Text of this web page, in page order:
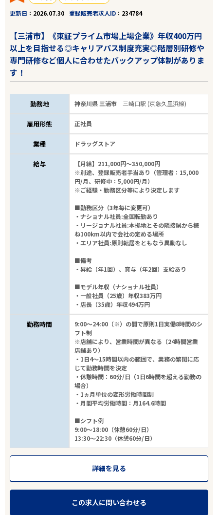
更新日
2026.07.30 登録販売者求人ID 234784
【三浦市】《東証プライム市場上場企業》年収400万円
以上を目指せる◎キャリアパス制度充実◎階層別研修や
専門研修など個人に合わせたバックアップ体制がありま
す！
勤務地 神奈川県 三浦市 三崎口駅 (京急久里浜線)
雇用形態 正社員
業種 ドラッグストア
給与
【月給】211,000円～350,000円
※別途、登録販売者手当あり（管理者：15,000
円/月、研修中：5,000円/月）
※ご経験・勤務区分等により決定します
■勤務区分（3年毎に変更可）
・ナショナル社員:全国転勤あり
・リージョナル社員:本拠地とその隣接県から概
ね100km以内で会社の定める場所
・エリア社員:原則転居をともなう異動なし
■備考
・昇給（年1回）、賞与（年2回）支給あり
■モデル年収（ナショナル社員）
・一般社員（25歳）年収383万円
・店長（35歳）年収494万円
勤務時間
9:00～24:00（※）の間で原則1日実働8時間のシ
フト制
※店舗により、営業時間が異なる（24時間営業
店舗あり）
・1日4～15時間以内の範囲で、業務の繁閑に応
じて勤務時間を決定
・休憩時間：60分/日（1日6時間を超える勤務の
場合）
・1ヵ月単位の変形労働時間制
・月間平均労働時間：月164.6時間
■シフト例
9:00～18:00（休憩60分/日）
13:30～22:30（休憩60分/日）
詳細を見る
この求人に問い合わせる